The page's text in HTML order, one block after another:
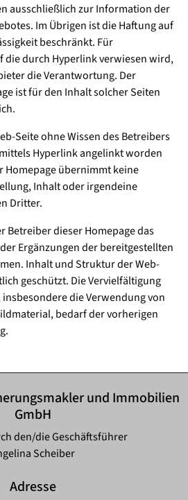
ausschließlich zur Information der
Im Übrigen ist die Haftung auf
beschränkt. Für
die durch Hyperlink verwiesen wird,
die Verantwortung. Der
ist für den Inhalt solcher Seiten
Seite ohne Wissen des Betreibers
Hyperlink angelinkt worden
Homepage übernimmt keine
Inhalt oder irgendeine
Dritter.
Betreiber dieser Homepage das
Ergänzungen der bereitgestellten
Inhalt und Struktur der Web-
geschützt. Die Vervielfältigung
die Verwendung von
bedarf der vorherigen
und Immobilien
GmbH
den/die Geschäftsführer
Scheiber
Adresse